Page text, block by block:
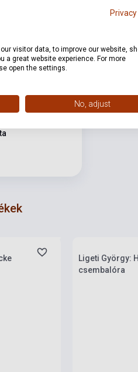
Ligeti György:
csembalóra
visitor data, to improve our website,
a great website experience. For more
open the settings.
No, adjust